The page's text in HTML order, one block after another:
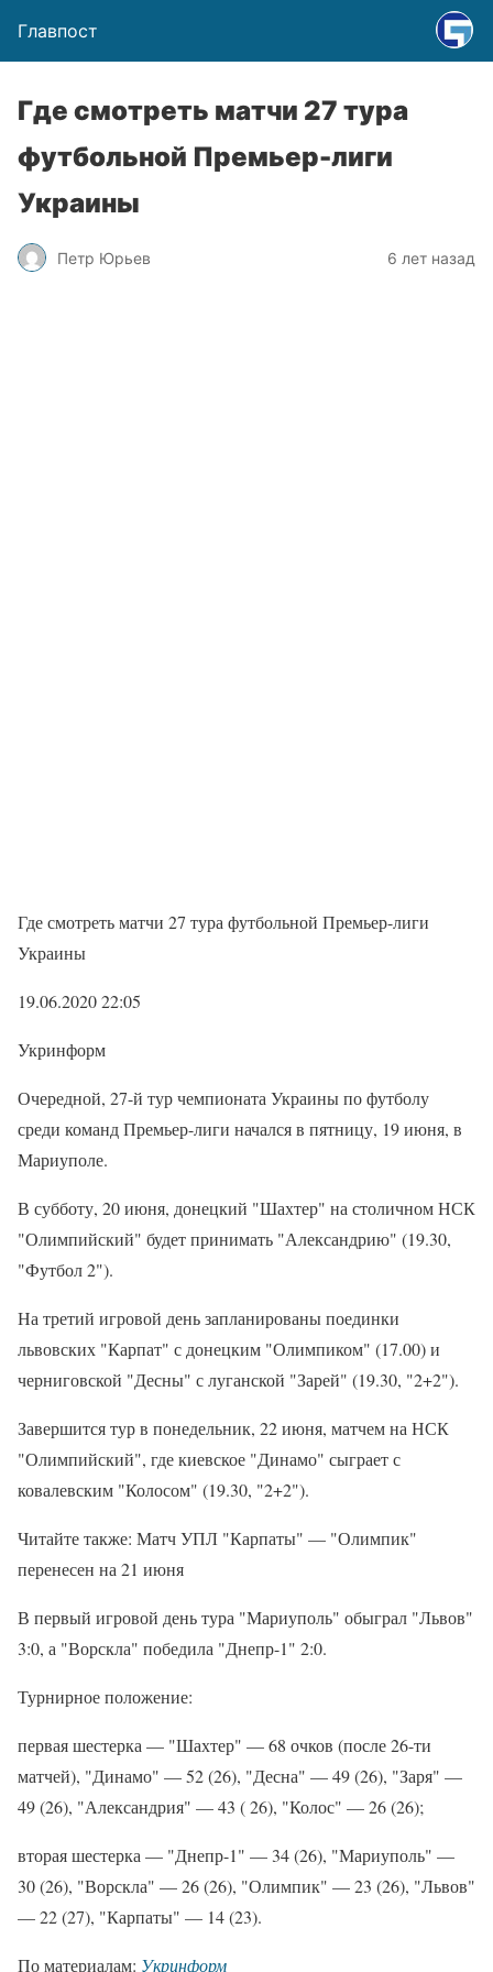
Главпост
Где смотреть матчи 27 тура
футбольной Премьер-лиги
Украины
Петр Юрьев 6 лет назад
Где смотреть матчи 27 тура футбольной Премьер-лиги
Украины
19.06.2020 22:05
Укринформ
Очередной, 27-й тур чемпионата Украины по футболу
среди команд Премьер-лиги начался в пятницу, 19 июня, в
Мариуполе.
В субботу, 20 июня, донецкий "Шахтер" на столичном НСК
"Олимпийский" будет принимать "Александрию" (19.30,
"Футбол 2").
На третий игровой день запланированы поединки
львовских "Карпат" с донецким "Олимпиком" (17.00) и
черниговской "Десны" с луганской "Зарей" (19.30, "2+2").
Завершится тур в понедельник, 22 июня, матчем на НСК
"Олимпийский", где киевское "Динамо" сыграет с
ковалевским "Колосом" (19.30, "2+2").
Читайте также: Матч УПЛ "Карпаты" — "Олимпик"
перенесен на 21 июня
В первый игровой день тура "Мариуполь" обыграл "Львов"
3:0, а "Ворскла" победила "Днепр-1" 2:0.
Турнирное положение:
первая шестерка — "Шахтер" — 68 очков (после 26-ти
матчей), "Динамо" — 52 (26), "Десна" — 49 (26), "Заря" —
49 (26), "Александрия" — 43 ( 26), "Колос" — 26 (26);
вторая шестерка — "Днепр-1" — 34 (26), "Мариуполь" —
30 (26), "Ворскла" — 26 (26), "Олимпик" — 23 (26), "Львов"
— 22 (27), "Карпаты" — 14 (23).
По материалам: Укринформ